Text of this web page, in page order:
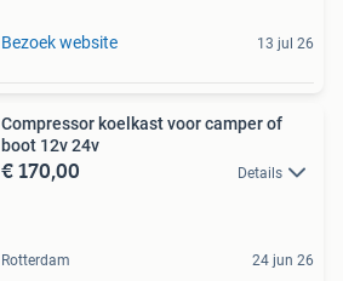
Bezoek website 13 jul 26
Compressor koelkast voor camper of
boot 12v 24v
€ 170,00 Details
Rotterdam 24 jun 26